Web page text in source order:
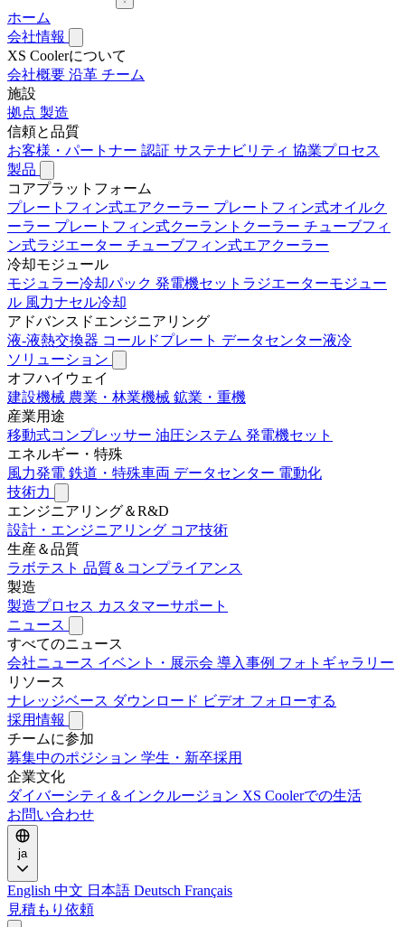
ホーム
会社情報
XS Coolerについて
会社概要 沿革 チーム
施設
拠点 製造
信頼と品質
お客様・パートナー 認証 サステナビリティ 協業プロセス
製品
コアプラットフォーム
プレートフィン式エアクーラー プレートフィン式オイルク
ーラー プレートフィン式クーラントクーラー チューブフィ
ン式ラジエーター チューブフィン式エアクーラー
冷却モジュール
モジュラー冷却パック 発電機セットラジエーターモジュー
ル 風力ナセル冷却
アドバンスドエンジニアリング
液-液熱交換器 コールドプレート データセンター液冷
ソリューション
オフハイウェイ
建設機械 農業・林業機械 鉱業・重機
産業用途
移動式コンプレッサー 油圧システム 発電機セット
エネルギー・特殊
風力発電 鉄道・特殊車両 データセンター 電動化
技術力
エンジニアリング＆R&D
設計・エンジニアリング コア技術
生産＆品質
ラボテスト 品質＆コンプライアンス
製造
製造プロセス カスタマーサポート
ニュース
すべてのニュース
会社ニュース イベント・展示会 導入事例 フォトギャラリー
リソース
ナレッジベース ダウンロード ビデオ フォローする
採用情報
チームに参加
募集中のポジション 学生・新卒採用
企業文化
ダイバーシティ＆インクルージョン XS Coolerでの生活
お問い合わせ
ja
English 中文 日本語 Deutsch Français
見積もり依頼